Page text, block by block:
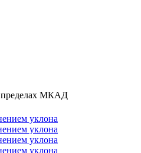
пределах МКАД